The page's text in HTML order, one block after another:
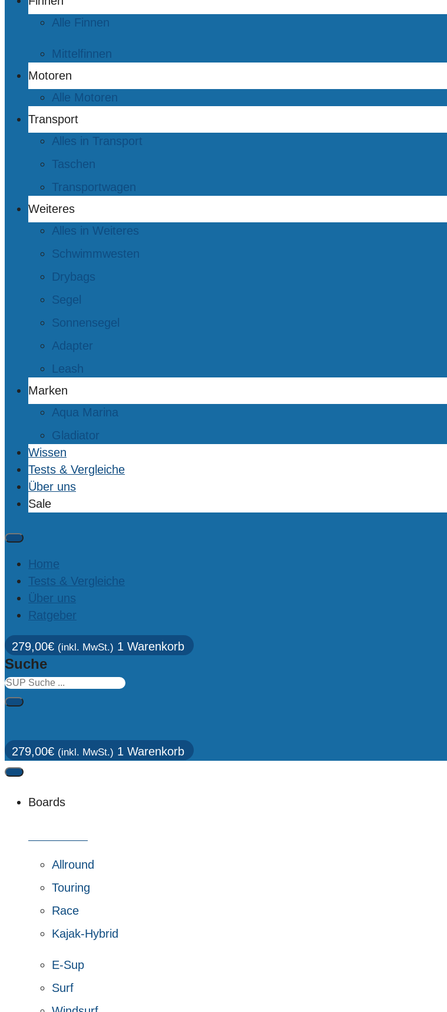
Alle Finnen
Mittelfinnen
Motoren
Alle Motoren
Transport
Alles in Transport
Taschen
Transportwagen
Weiteres
Alles in Weiteres
Schwimmwesten
Drybags
Segel
Sonnensegel
Adapter
Leash
Marken
Aqua Marina
Gladiator
Wissen
Tests & Vergleiche
Über uns
Sale
Home
Tests & Vergleiche
Über uns
Ratgeber
279,00€ (inkl. MwSt.) 1 Warenkorb
Suche
279,00€ (inkl. MwSt.) 1 Warenkorb
Boards
Allround
Touring
Race
Kajak-Hybrid
E-Sup
Surf